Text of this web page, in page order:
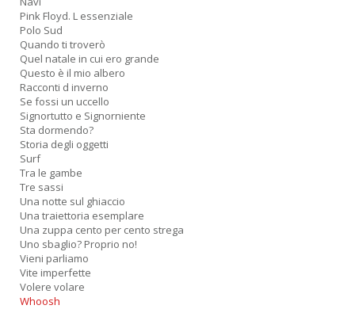
Pink Floyd. L essenziale
Polo Sud
Quando ti troverò
Quel natale in cui ero grande
Questo è il mio albero
Racconti d inverno
Se fossi un uccello
Signortutto e Signorniente
Sta dormendo?
Storia degli oggetti
Surf
Tra le gambe
Tre sassi
Una notte sul ghiaccio
Una traiettoria esemplare
Una zuppa cento per cento strega
Uno sbaglio? Proprio no!
Vieni parliamo
Vite imperfette
Volere volare
Whoosh